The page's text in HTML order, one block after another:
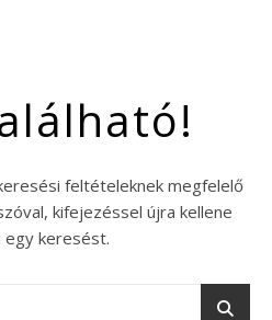
feltételeknek megfelelő
kifejezéssel újra kellene
egy keresést.